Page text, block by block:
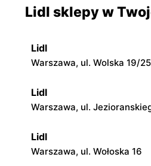
Lidl sklepy w
Lidl
Warszawa, ul. Wolska 19/25
Lidl
Warszawa, ul.
Lidl
Warszawa, ul. Wołoska 16